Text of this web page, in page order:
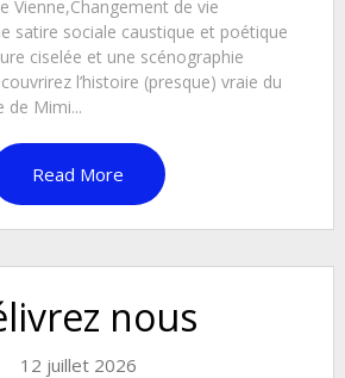
Vienne,Changement de vie
satire sociale caustique et poétique
ciselée et une scénographie
l’histoire (presque) vraie du
de Mimi...
Read More
nous
12 juillet 2026